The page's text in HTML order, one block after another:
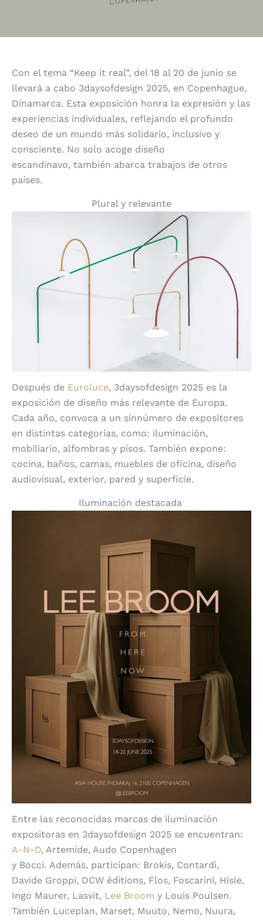
Con el tema “Keep it real”, del 18 al 20 de junio se
llevará a cabo 3daysofdesign 2025, en Copenhague,
Dinamarca. Esta exposición honra la expresión y las
experiencias individuales, reflejando el profundo
deseo de un mundo más solidario, inclusivo y
consciente. No solo acoge diseño
escandinavo, también abarca trabajos de otros
países.
Plural y relevante
Después de Euroluce, 3daysofdesign 2025 es la
exposición de diseño más relevante de Europa.
Cada año, convoca a un sinnúmero de expositores
en distintas categorías, como: iluminación,
mobiliario, alfombras y pisos. También expone:
cocina, baños, camas, muebles de oficina, diseño
audiovisual, exterior, pared y superficie.
Iluminación destacada
Entre las reconocidas marcas de iluminación
expositoras en 3daysofdesign 2025 se encuentran:
A-N-D, Artemide, Audo Copenhagen
y Bocci. Además, participan: Brokis, Contardi,
Davide Groppi, DCW éditions, Flos, Foscarini, Hisle,
Ingo Maurer, Lasvit, Lee Broom y Louis Poulsen.
También Luceplan, Marset, Muuto, Nemo, Nuura,